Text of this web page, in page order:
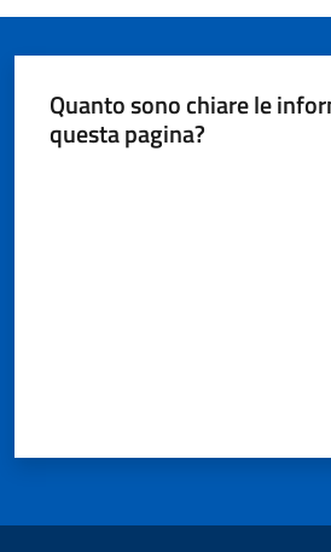
Quanto sono chiare le
questa pagina?